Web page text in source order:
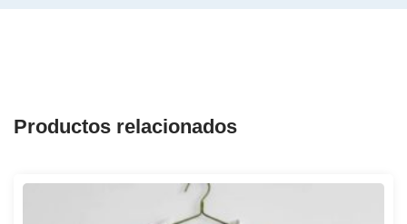
Productos relacionados